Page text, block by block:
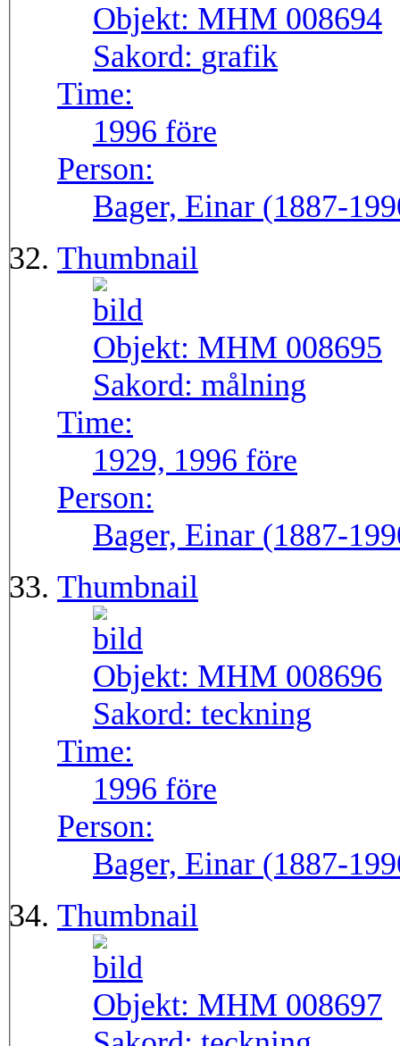
Objekt: MHM 008694
Sakord: grafik
Time:
1996 före
Person:
Bager, Einar (1887-
Thumbnail
Objekt: MHM 008695
Sakord: målning
Time:
1929, 1996 före
Person:
Bager, Einar (1887-
Thumbnail
Objekt: MHM 008696
Sakord: teckning
Time:
1996 före
Person:
Bager, Einar (1887-
Thumbnail
Objekt: MHM 008697